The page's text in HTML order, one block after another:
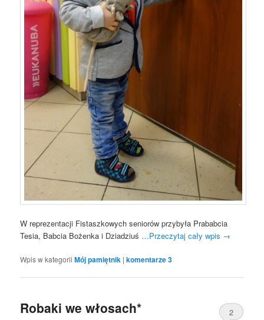
W reprezentacji Fistaszkowych seniorów przybyła Prababcia
Tesia, Babcia Bożenka i Dziadziuś …Przeczytaj cały wpis →
Wpis w kategoriiMój pamiętnik |komentarze3
Robaki we włosach* 2